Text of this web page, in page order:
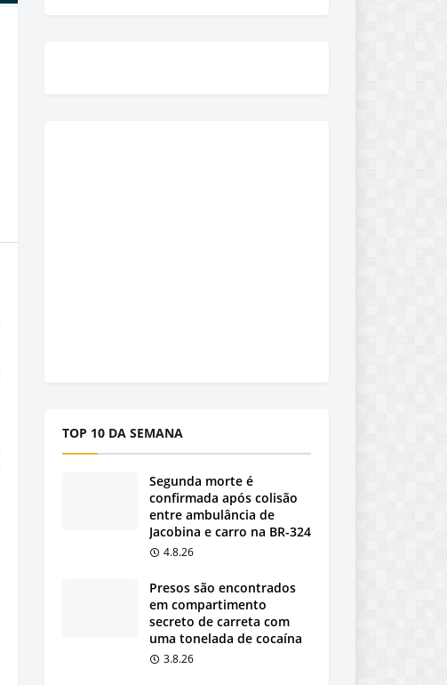
TOP 10 DA SEMANA
Segunda morte é
confirmada após colisão
entre ambulância de
Jacobina e carro na BR-324
4.8.26
Presos são encontrados
em compartimento
secreto de carreta com
uma tonelada de cocaína
3.8.26